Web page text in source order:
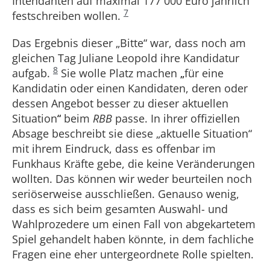
festschreiben wollen. 7
Das Ergebnis dieser „Bitte“ war, dass noch am
gleichen Tag Juliane Leopold ihre Kandidatur
aufgab. 8 Sie wolle Platz machen „für eine
Kandidatin oder einen Kandidaten, deren oder
dessen Angebot besser zu dieser aktuellen
Situation“ beim RBB passe. In ihrer offiziellen
Absage beschreibt sie diese „aktuelle Situation“
mit ihrem Eindruck, dass es offenbar im
Funkhaus Kräfte gebe, die keine Veränderungen
wollten. Das können wir weder beurteilen noch
seriöserweise ausschließen. Genauso wenig,
dass es sich beim gesamten Auswahl- und
Wahlprozedere um einen Fall von abgekartetem
Spiel gehandelt haben könnte, in dem fachliche
Fragen eine eher untergeordnete Rolle spielten.